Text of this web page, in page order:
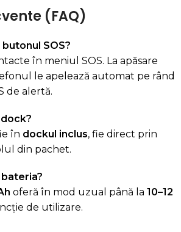
(FAQ)
SOS?
în meniul SOS. La apăsare
le apelează automat pe rând
de alertă.
în dockul inclus, fie direct prin
din pachet.
oferă în mod uzual până la 10–12
de utilizare.